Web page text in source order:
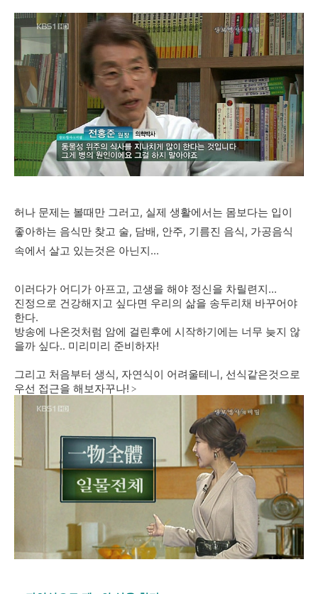
허나 문제는 볼때만 그러고, 실제 생활에서는 몸보다는 입이
좋아하는 음식만 찾고 술, 담배, 안주, 기름진 음식, 가공음식
속에서 살고 있는것은 아닌지...
이러다가 어디가 아프고, 고생을 해야 정신을 차릴련지...
진정으로 건강해지고 싶다면 우리의 삶을 송두리채 바꾸어야
한다.
방송에 나온것처럼 암에 걸린후에 시작하기에는 너무 늦지 않
을까 싶다.. 미리미리 준비하자!
그리고 처음부터 생식, 자연식이 어려울테니, 선식같은것으로
우선 접근을 해보자꾸나! >